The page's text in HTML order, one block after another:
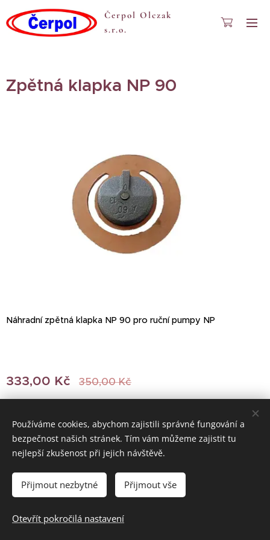
Čerpol Olczak
s.r.o.
Zpětná klapka NP 90
Náhradní zpětná klapka NP 90 pro ruční pumpy NP
333,00 Kč 350,00Kč
Do košíku
© 2022 Všechna práva vyhrazena
Používáme cookies, abychom zajistili správné fungování a
bezpečnost našich stránek. Tím vám můžeme zajistit tu
nejlepší zkušenost při jejich návštěvě.
Přijmout nezbytné Přijmout vše
Otevřít pokročilá nastavení